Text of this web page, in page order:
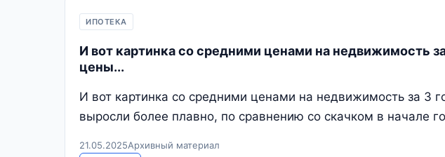
ИПОТЕКА
И вот картинка со средними ценами на недвижимость
цены...
И вот картинка со средними ценами на недвижимость за 3
выросли более плавно, по сравнению со скачком в начале
21.05.2025Архивный материал